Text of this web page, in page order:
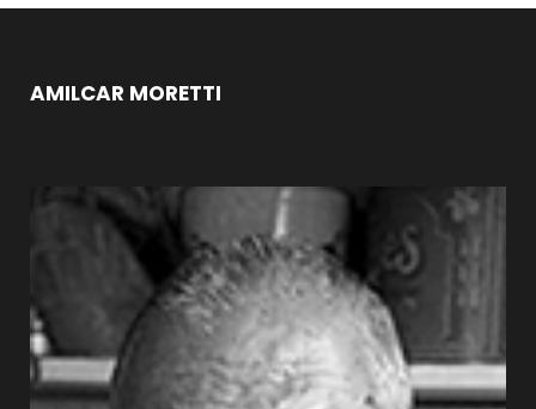
AMILCAR MORETTI